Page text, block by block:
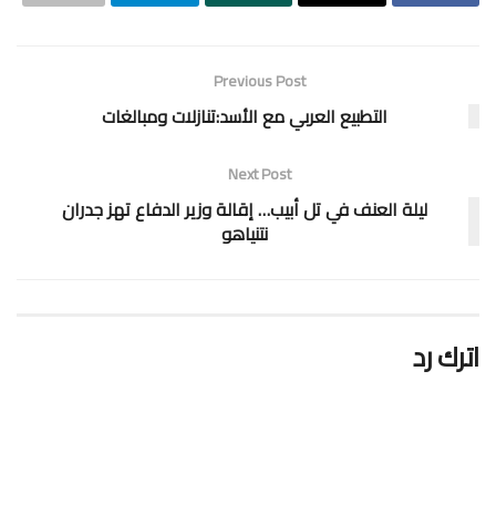
Previous Post
التطبيع العربي مع الأسد:تنازلات ومبالغات
Next Post
ليلة العنف في تل أبيب… إقالة وزير الدفاع تهز جدران
نتنياهو
اترك رد